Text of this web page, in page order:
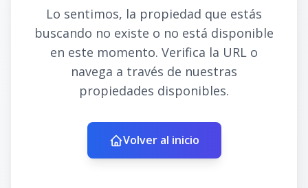
Lo sentimos, la propiedad que estás
buscando no existe o no está disponible
en este momento. Verifica la URL o
navega a través de nuestras
propiedades disponibles.
Volver al inicio